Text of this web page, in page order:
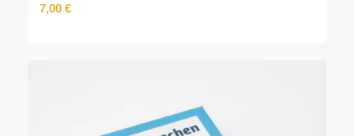
7,00 €